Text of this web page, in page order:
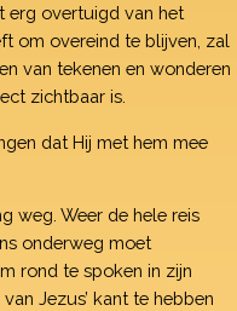
erg overtuigd van het
om overeind te blijven, zal
van tekenen en wonderen
zichtbaar is.
dat Hij met hem mee
weg. Weer de hele reis
onderweg moet
rond te spoken in zijn
Jezus’ kant te hebben